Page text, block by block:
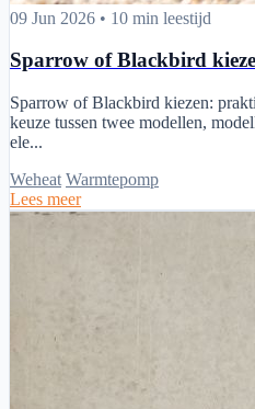
Sparrow of Blackbird kiezen
09 Jun 2026 • 10 min leestijd
Sparrow of Blackbird
Sparrow of Blackbird kiezen:
keuze tussen twee modellen,
ele...
Weheat Warmtepomp
Lees meer